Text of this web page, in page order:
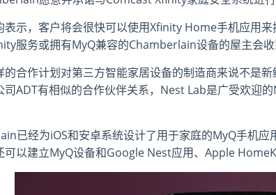
表示，客户将会很快可以使用Xfinity Home手机应用
服务或拥有MyQ兼容的Chamberlain设备的屋主会收
的合作计划对第三方智能家居设备的制造商来说不是
司ADT有相似的合作伙伴关系，Nest Lab是广受欢迎
已经为iOS和安卓系统设计了用于家庭的MyQ手机
可以建立MyQ设备和Google Nest应用、Apple